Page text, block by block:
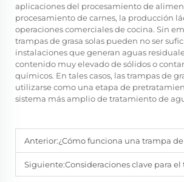
aplicaciones del procesamiento de
procesamiento de carnes, la producción
operaciones comerciales de cocina. Sin
trampas de grasa solas pueden no ser
instalaciones que generan aguas
contenido muy elevado de sólidos o
químicos. En tales casos, las trampas de
utilizarse como una etapa de
sistema más amplio de tratamiento de
Anterior:¿Cómo funciona una trampa de grasas junto con otros
Siguiente:Consideraciones clave para el tratamiento de aguas residuales